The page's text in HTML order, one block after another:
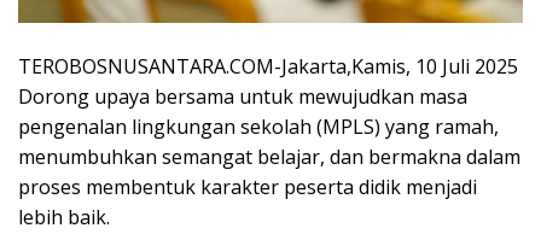
TEROBOSNUSANTARA.COM-Jakarta,Kamis, 10 Juli 2025
Dorong upaya bersama untuk mewujudkan masa
pengenalan lingkungan sekolah (MPLS) yang ramah,
menumbuhkan semangat belajar, dan bermakna dalam
proses membentuk karakter peserta didik menjadi
lebih baik.